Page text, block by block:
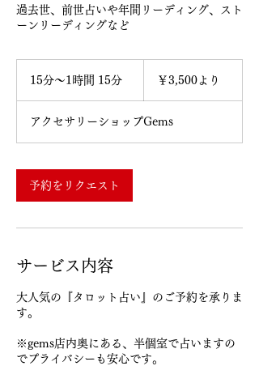
過去世、前世占いや年間リーディング、スト
ーンリーディングなど
15分〜1時間 15分
〜
1
1
分
￥3,500より
アクセサリーショップGems
予約をリクエスト
サービス内容
大人気の『タロット占い』のご予約を承りま
す。
※gems店内奥にある、半個室で占いますの
でプライバシーも安心です。